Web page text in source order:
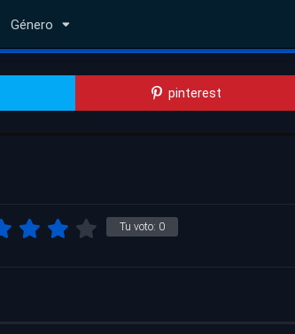
Género
pinterest
Tu voto: 0